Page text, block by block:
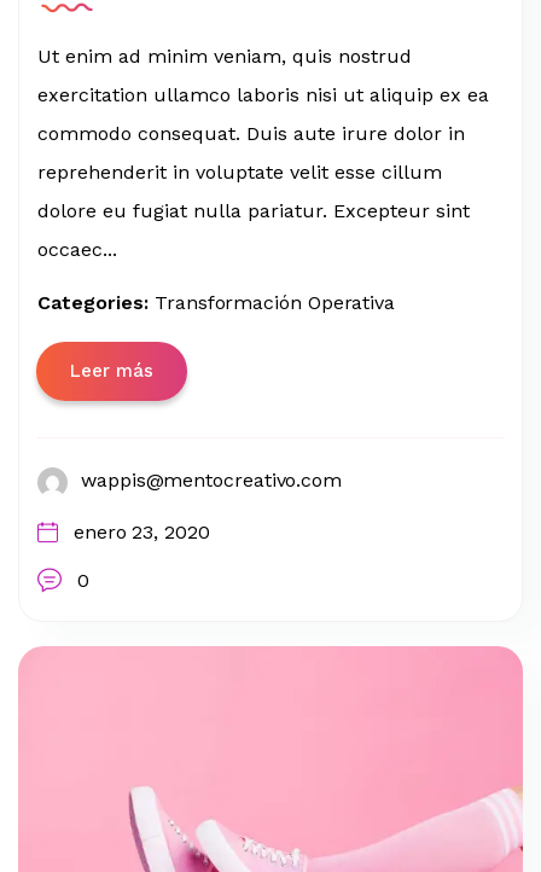
Ut enim ad minim veniam, quis nostrud
exercitation ullamco laboris nisi ut aliquip ex ea
commodo consequat. Duis aute irure dolor in
reprehenderit in voluptate velit esse cillum
dolore eu fugiat nulla pariatur. Excepteur sint
occaec...
Categories: Transformación Operativa
Leer más
wappis@mentocreativo.com
enero 23, 2020
0